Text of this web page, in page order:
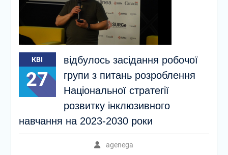
КВІ
27
відбулось засідання робочої
групи з питань розроблення
Національної стратегії
розвитку інклюзивного
навчання на 2023-2030 роки
agenega